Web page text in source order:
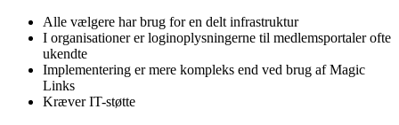
Alle vælgere har brug for en delt infrastruktur
I organisationer er loginoplysningerne til medlemsportaler ofte
ukendte
Implementering er mere kompleks end ved brug af Magic
Links
Kræver IT-støtte